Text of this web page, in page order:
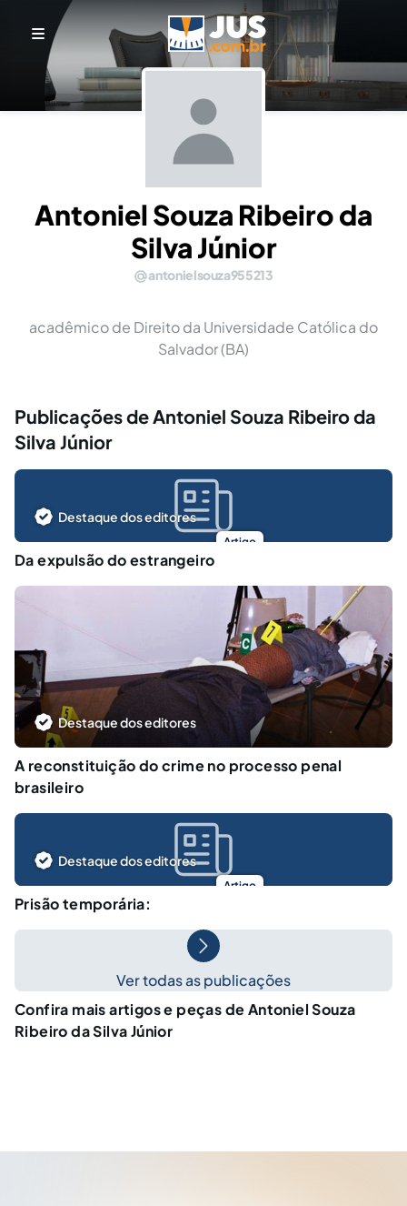
Antoniel Souza Ribeiro da
Silva Júnior
antonielsouza955213
acadêmico de Direito da Universidade Católica do
Salvador (BA)
Publicações de Antoniel Souza Ribeiro da
Silva Júnior
Artigo
Destaque dos editores
Da expulsão do estrangeiro
Destaque dos editores
A reconstituição do crime no processo penal
brasileiro
Artigo
Destaque dos editores
Prisão temporária:
Ver todas as publicações
Confira mais artigos e peças de Antoniel Souza
Ribeiro da Silva Júnior